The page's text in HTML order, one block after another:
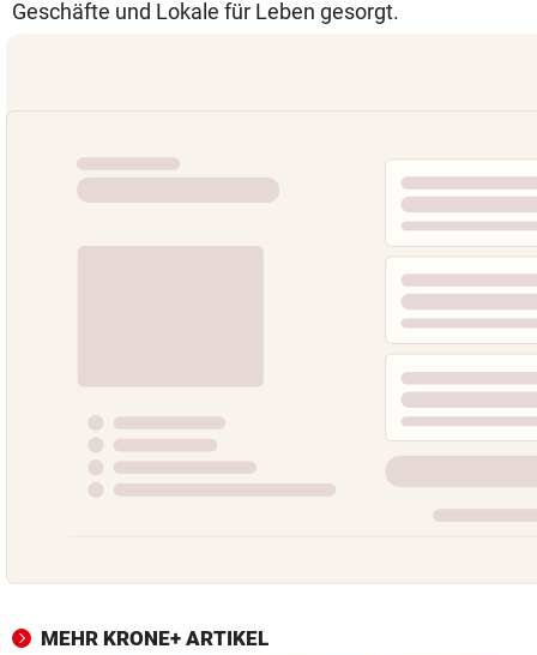
Geschäfte und Lokale für Leben gesorgt.
MEHR KRONE+ ARTIKEL